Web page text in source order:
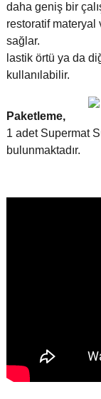
daha geniş bir
restoratif materyal
sağlar.
lastik örtü ya da
kullanılabilir.
Paketleme,
1 adet Supermat
bulunmaktadır.